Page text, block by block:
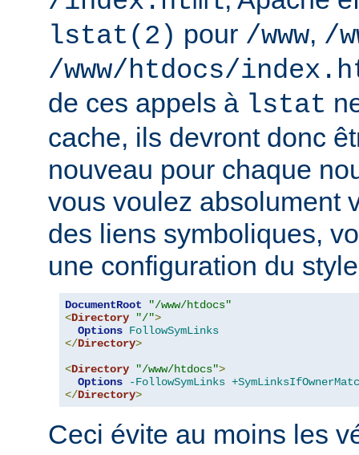
lstat(2) pour /www, /
/www/htdocs/
de ces appels à lstat
cache, ils devront donc
nouveau pour chaque
vous voulez absolument
des liens symboliques,
une configuration du
DocumentRoot
"/www/htdocs"
<Directory "/">
Options FollowSymLinks
</Directory>
<Directory "/www/htdocs">
Options
-FollowSymLinks
</Directory>
Ceci évite au moins les